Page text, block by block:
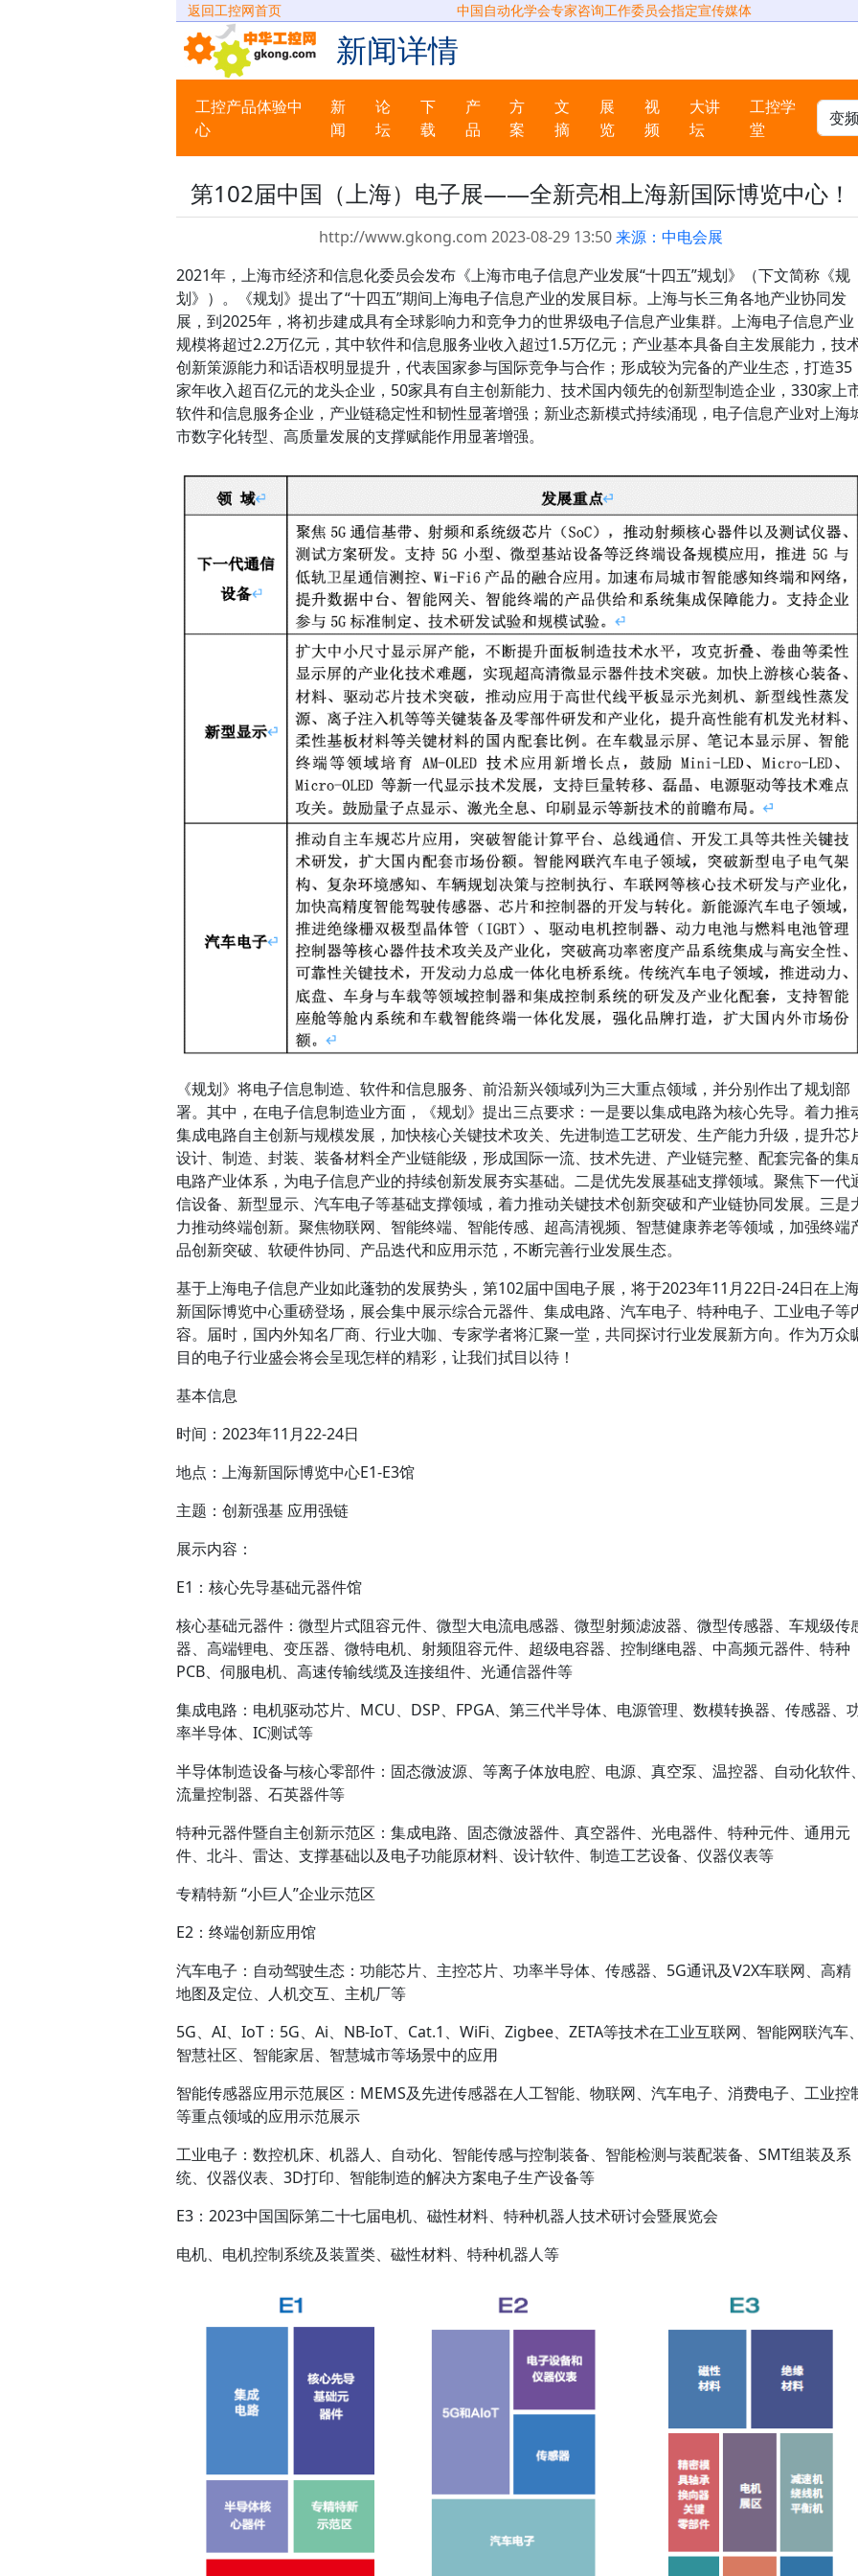
返回工控网首页 中国自动化学会专家咨询工作委员会指定宣传媒体
新闻详情
工控产品体验中
心
新
闻
论
坛
下
载
产
品
方
案
文
摘
展
览
视
频
大讲
坛
工控学
堂
第102届中国（上海）电子展——全新亮相上海新国际博览中心！
http://www.gkong.com 2023-08-29 13:50来源：中电会展
2021年，上海市经济和信息化委员会发布《上海市电子信息产业发展“十四五”规划》（下文简称《规
划》）。《规划》提出了“十四五”期间上海电子信息产业的发展目标。上海与长三角各地产业协同发
展，到2025年，将初步建成具有全球影响力和竞争力的世界级电子信息产业集群。上海电子信息产业
规模将超过2.2万亿元，其中软件和信息服务业收入超过1.5万亿元；产业基本具备自主发展能力，技
创新策源能力和话语权明显提升，代表国家参与国际竞争与合作；形成较为完备的产业生态，打造35
家年收入超百亿元的龙头企业，50家具有自主创新能力、技术国内领先的创新型制造企业，330家上
软件和信息服务企业，产业链稳定性和韧性显著增强；新业态新模式持续涌现，电子信息产业对上海
市数字化转型、高质量发展的支撑赋能作用显著增强。
《规划》将电子信息制造、软件和信息服务、前沿新兴领域列为三大重点领域，并分别作出了规划部
署。其中，在电子信息制造业方面，《规划》提出三点要求：一是要以集成电路为核心先导。着力推
集成电路自主创新与规模发展，加快核心关键技术攻关、先进制造工艺研发、生产能力升级，提升芯
设计、制造、封装、装备材料全产业链能级，形成国际一流、技术先进、产业链完整、配套完备的集
电路产业体系，为电子信息产业的持续创新发展夯实基础。二是优先发展基础支撑领域。聚焦下一代
信设备、新型显示、汽车电子等基础支撑领域，着力推动关键技术创新突破和产业链协同发展。三是
力推动终端创新。聚焦物联网、智能终端、智能传感、超高清视频、智慧健康养老等领域，加强终端
品创新突破、软硬件协同、产品迭代和应用示范，不断完善行业发展生态。
基于上海电子信息产业如此蓬勃的发展势头，第102届中国电子展，将于2023年11月22日-24日在上
新国际博览中心重磅登场，展会集中展示综合元器件、集成电路、汽车电子、特种电子、工业电子等
容。届时，国内外知名厂商、行业大咖、专家学者将汇聚一堂，共同探讨行业发展新方向。作为万众
目的电子行业盛会将会呈现怎样的精彩，让我们拭目以待！
基本信息
时间：2023年11月22-24日
地点：上海新国际博览中心E1-E3馆
主题：创新强基 应用强链
展示内容：
E1：核心先导基础元器件馆
核心基础元器件：微型片式阻容元件、微型大电流电感器、微型射频滤波器、微型传感器、车规级传
器、高端锂电、变压器、微特电机、射频阻容元件、超级电容器、控制继电器、中高频元器件、特种
PCB、伺服电机、高速传输线缆及连接组件、光通信器件等
集成电路：电机驱动芯片、MCU、DSP、FPGA、第三代半导体、电源管理、数模转换器、传感器、
率半导体、IC测试等
半导体制造设备与核心零部件：固态微波源、等离子体放电腔、电源、真空泵、温控器、自动化软件、
流量控制器、石英器件等
特种元器件暨自主创新示范区：集成电路、固态微波器件、真空器件、光电器件、特种元件、通用元
件、北斗、雷达、支撑基础以及电子功能原材料、设计软件、制造工艺设备、仪器仪表等
专精特新 “小巨人”企业示范区
E2：终端创新应用馆
汽车电子：自动驾驶生态：功能芯片、主控芯片、功率半导体、传感器、5G通讯及V2X车联网、高精
地图及定位、人机交互、主机厂等
5G、AI、IoT：5G、Ai、NB-IoT、Cat.1、WiFi、Zigbee、ZETA等技术在工业互联网、智能网联汽车、
智慧社区、智能家居、智慧城市等场景中的应用
智能传感器应用示范展区：MEMS及先进传感器在人工智能、物联网、汽车电子、消费电子、工业控
等重点领域的应用示范展示
工业电子：数控机床、机器人、自动化、智能传感与控制装备、智能检测与装配装备、SMT组装及系
统、仪器仪表、3D打印、智能制造的解决方案电子生产设备等
E3：2023中国国际第二十七届电机、磁性材料、特种机器人技术研讨会暨展览会
电机、电机控制系统及装置类、磁性材料、特种机器人等